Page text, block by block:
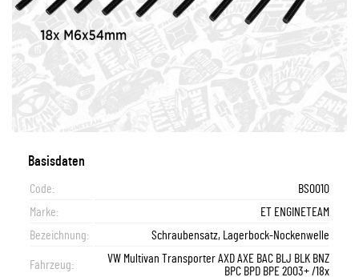
Basisdaten
Code:
BS0010
Marke:
ET ENGINETEAM
Bezeichnung:
Schraubensatz, Lagerbock-Nockenwelle
Fahrzeug:
VW Multivan Transporter AXD AXE BAC BLJ BLK BNZ
BPC BPD BPE 2003+ /18x